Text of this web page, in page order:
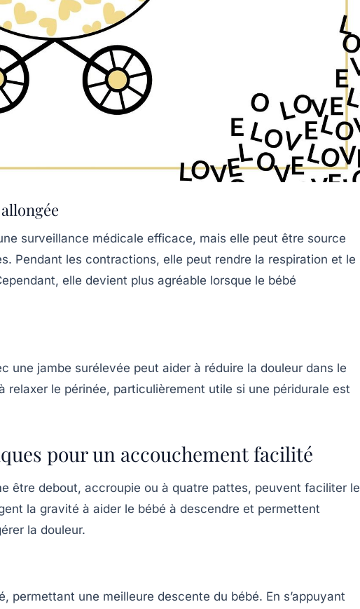
surveillance médicale efficace, mais elle peut être source
Pendant les contractions, elle peut rendre la respiration et le
elle devient plus agréable lorsque le bébé
une jambe surélevée peut aider à réduire la douleur dans le
relaxer le périnée, particulièrement utile si une péridurale est
pour un accouchement facilité
être debout, accroupie ou à quatre pattes, peuvent faciliter le
la gravité à aider le bébé à descendre et permettent
la douleur.
permettant une meilleure descente du bébé. En s’appuyant